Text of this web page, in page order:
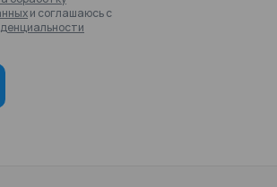
и соглашаюсь с